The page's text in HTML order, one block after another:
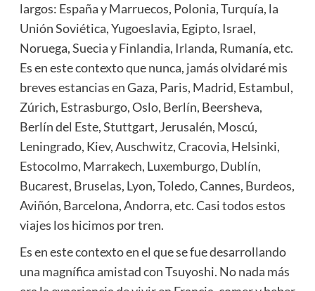
largos: España y Marruecos, Polonia, Turquía, la
Unión Soviética, Yugoeslavia, Egipto, Israel,
Noruega, Suecia y Finlandia, Irlanda, Rumanía, etc.
Es en este contexto que nunca, jamás olvidaré mis
breves estancias en Gaza, Paris, Madrid, Estambul,
Zúrich, Estrasburgo, Oslo, Berlín, Beersheva,
Berlín del Este, Stuttgart, Jerusalén, Moscú,
Leningrado, Kiev, Auschwitz, Cracovia, Helsinki,
Estocolmo, Marrakech, Luxemburgo, Dublín,
Bucarest, Bruselas, Lyon, Toledo, Cannes, Burdeos,
Aviñón, Barcelona, Andorra, etc. Casi todos estos
viajes los hicimos por tren.
Es en este contexto en el que se fue desarrollando
una magnífica amistad con Tsuyoshi. No nada más